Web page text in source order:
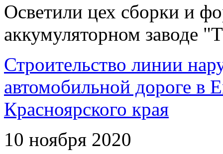
Осветили цех сборки и
аккумуляторном заводе
Строительство линии
автомобильной дороге в
Красноярского края
10 ноября 2020